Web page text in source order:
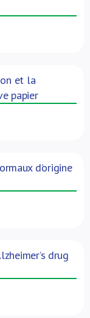
et la
papier
d’origine
drug